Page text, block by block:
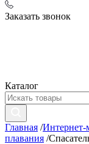
Заказать звонок
Каталог
Главная /Интернет-
плавания /